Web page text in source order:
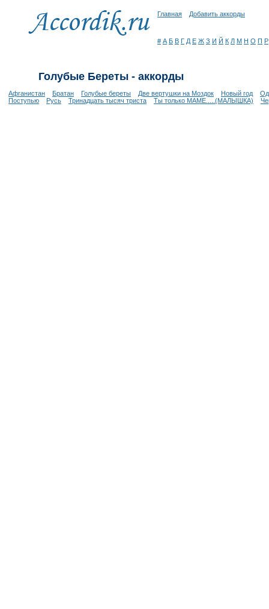
Главная Добавить аккорды
# А Б В Г Д Е Ж З И Й К Л М Н О П Р
Голубые Береты - аккорды
Афганистан Братан Голубые береты Две вертушки на Моздок Новый год
Поступью
Русь Тринадцать тысяч триста Ты только МАМЕ.....(МАЛЫШКА)